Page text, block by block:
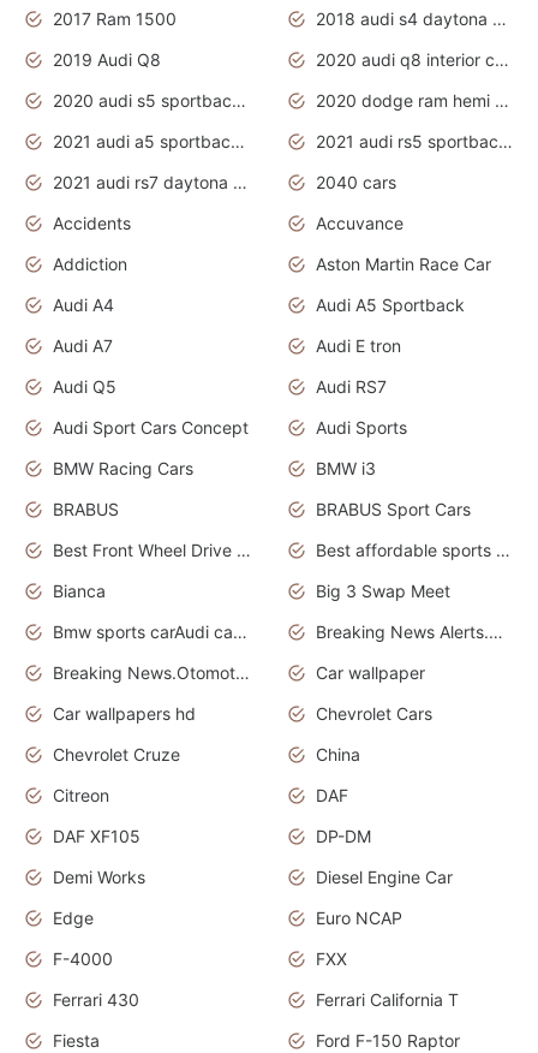
2017 Ram 1500
2018 audi s4 daytona grey pearl
2019 Audi Q8
2020 audi q8 interior colors
2020 audi s5 sportback daytona grey
2020 dodge ram hemi truck
2021 audi a5 sportback daytona grey
2021 audi rs5 sportback daytona grey
2021 audi rs7 daytona grey pearl
2040 cars
Accidents
Accuvance
Addiction
Aston Martin Race Car
Audi A4
Audi A5 Sportback
Audi A7
Audi E tron
Audi Q5
Audi RS7
Audi Sport Cars Concept
Audi Sports
BMW Racing Cars
BMW i3
BRABUS
BRABUS Sport Cars
Best Front Wheel Drive Cars.Top Most Reliable Cars
Best affordable sports cars
Bianca
Big 3 Swap Meet
Bmw sports carAudi cars wallpapers
Breaking News Alerts.News Real Time.News in News.
Breaking News.Otomotif News.Otomotif Review.
Car wallpaper
Car wallpapers hd
Chevrolet Cars
Chevrolet Cruze
China
Citreon
DAF
DAF XF105
DP-DM
Demi Works
Diesel Engine Car
Edge
Euro NCAP
F-4000
FXX
Ferrari 430
Ferrari California T
Fiesta
Ford F-150 Raptor